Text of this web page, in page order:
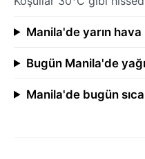
Manila'de yarın hava
Bugün Manila'de
Manila'de bugün